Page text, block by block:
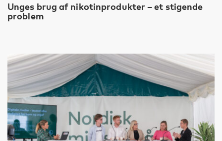
Unges brug af nikotinprodukter – et stigende
problem